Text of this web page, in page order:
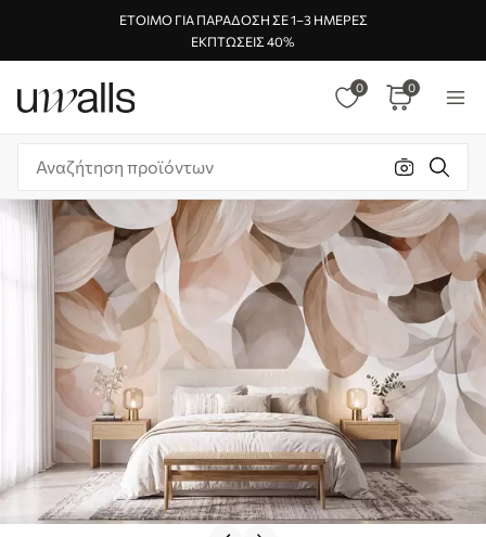
ΈΤΟΙΜΟ ΓΙΑ ΠΑΡΆΔΟΣΗ ΣΕ 1–3 ΗΜΈΡΕΣ
ΕΚΠΤΏΣΕΙΣ 40%
0 0